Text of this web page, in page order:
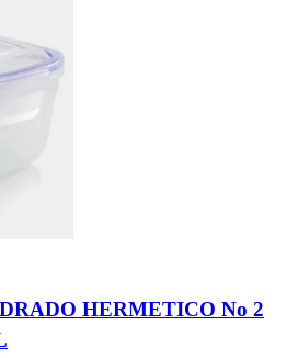
HERMETICO No 2